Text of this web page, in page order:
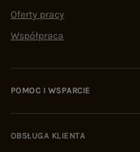
Oferty pracy
Współpraca
POMOC I WSPARCIE
OBSŁUGA KLIENTA